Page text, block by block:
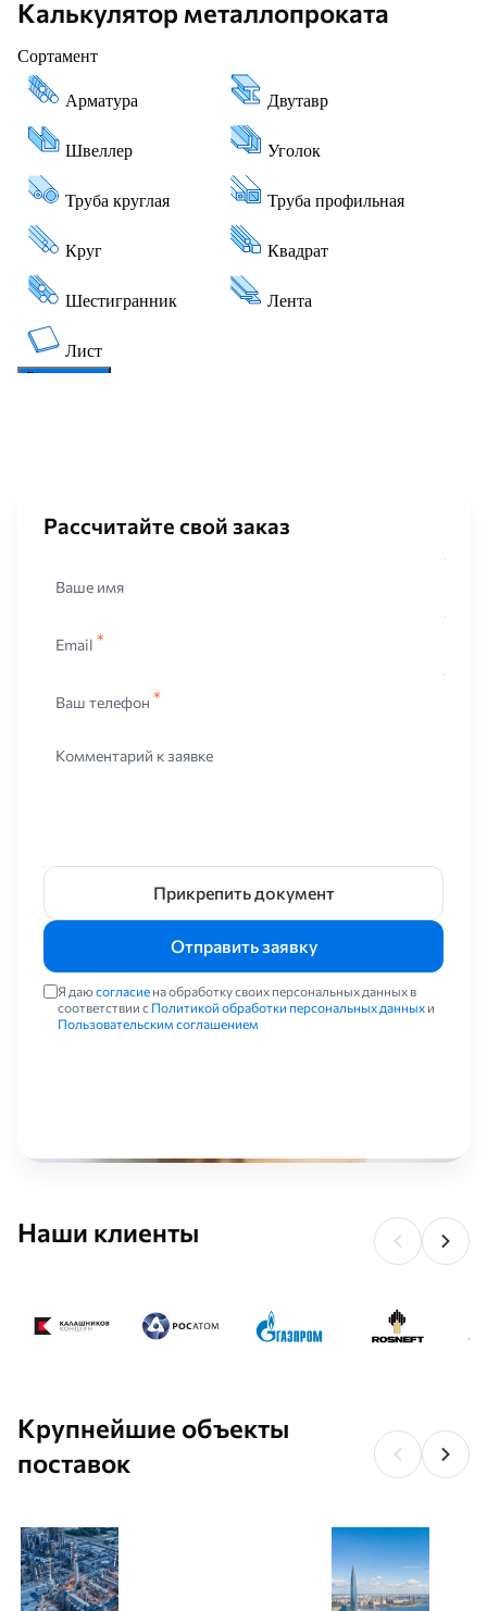
Калькулятор металлопроката
Рассчитайте свой заказ
Ваше имя
Email
Ваш телефон
Комментарий к заявке
Прикрепить документ
Отправить заявку
Я даюсогласие на обработку своих персональных данных в
соответствии с Политикой обработки персональных данных и
Пользовательским соглашением
Наши клиенты
Крупнейшие объекты
поставок